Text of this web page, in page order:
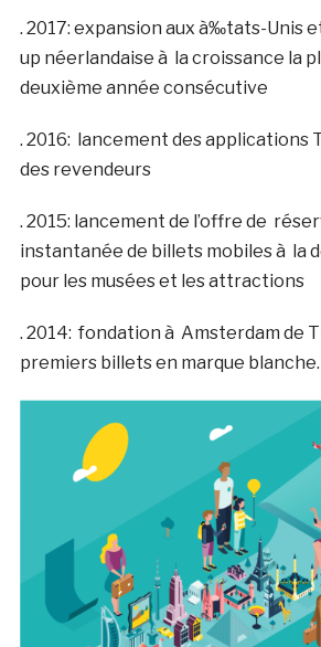
. 2017: expansion aux à‰tats-Unis
up néerlandaise à la croissance la
deuxième année consécutive
. 2016: lancement des applications
des revendeurs
. 2015: lancement de l’offre de
instantanée de billets mobiles à la
pour les musées et les attractions
. 2014: fondation à Amsterdam de
premiers billets en marque blanche.